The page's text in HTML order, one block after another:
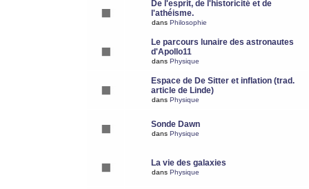
De l'esprit, de l'historicité et de
l'athéisme.
dans Philosophie
Le parcours lunaire des astronautes
d'Apollo11
dans Physique
Espace de De Sitter et inflation (trad.
article de Linde)
dans Physique
Sonde Dawn
dans Physique
La vie des galaxies
dans Physique